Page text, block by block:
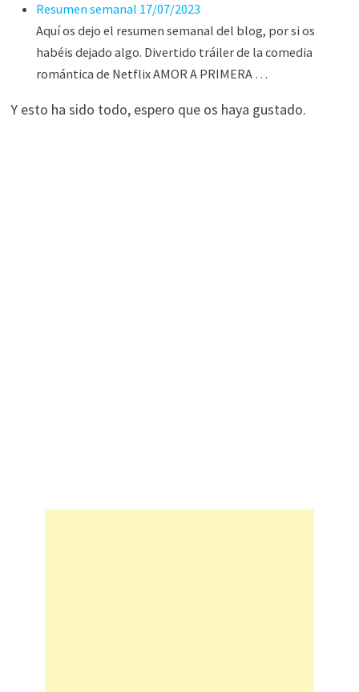
Resumen semanal 17/07/2023
Aquí os dejo el resumen semanal del blog, por si os
habéis dejado algo. Divertido tráiler de la comedia
romántica de Netflix AMOR A PRIMERA …
Y esto ha sido todo, espero que os haya gustado.